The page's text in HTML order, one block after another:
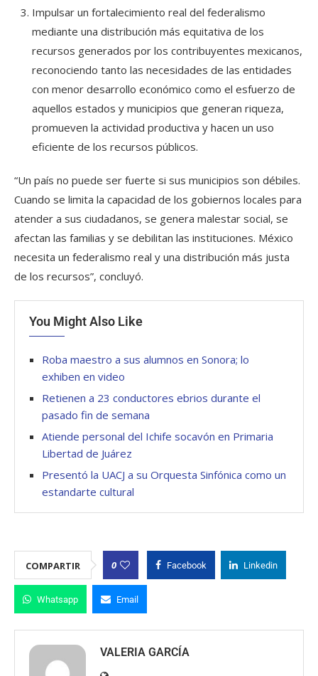
Impulsar un fortalecimiento real del federalismo
mediante una distribución más equitativa de los
recursos generados por los contribuyentes mexicanos,
reconociendo tanto las necesidades de las entidades
con menor desarrollo económico como el esfuerzo de
aquellos estados y municipios que generan riqueza,
promueven la actividad productiva y hacen un uso
eficiente de los recursos públicos.
“Un país no puede ser fuerte si sus municipios son débiles.
Cuando se limita la capacidad de los gobiernos locales para
atender a sus ciudadanos, se genera malestar social, se
afectan las familias y se debilitan las instituciones. México
necesita un federalismo real y una distribución más justa
de los recursos”, concluyó.
You Might Also Like
Roba maestro a sus alumnos en Sonora; lo
exhiben en video
Retienen a 23 conductores ebrios durante el
pasado fin de semana
Atiende personal del Ichife socavón en Primaria
Libertad de Juárez
Presentó la UACJ a su Orquesta Sinfónica como un
estandarte cultural
COMPARTIR 0 Facebook Linkedin
Whatsapp Email
VALERIA GARCÍA